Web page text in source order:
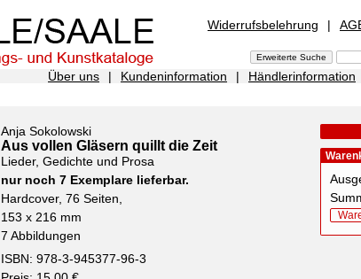
Widerrufsbelehrung |
Über uns | Kundeninformation | Händlerinformation
Anja Sokolowski
Aus vollen Gläsern quillt die Zeit
Lieder, Gedichte und Prosa
nur noch 7 Exemplare lieferbar.
Hardcover, 76 Seiten,
153 x 216 mm
7 Abbildungen
ISBN: 978-3-945377-96-3